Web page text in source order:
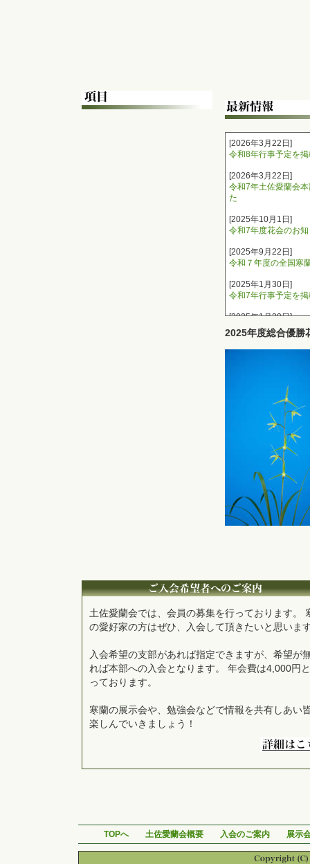
[2026年3月22日]
令和8年行事予定を
[2026年3月22日]
令和7年土佐愛蘭会
た
[2025年10月1日]
令和7年度花会のお知
[2025年9月22日]
令和７年度の全国寒
[2025年1月30日]
令和7年行事予定を
[2025年1月30日]
令和6年土佐愛蘭会
た
[2024年1月18日]
令和5年土佐愛蘭会
[2023年10月24日]
支部展(安田)の日程
[2023年10月16日]
支部展の一部で日程
2025年度総合優勝
土佐愛蘭会では、会員の募集を行っております。
の愛好家の方はぜひ、入会して頂きたいと思いま
入会希望の支部があれば指定できますが、希望が
れば本部への入会となります。 年会費は4,000円
っております。
寒蘭の展示会や、勉強会などで情報を共有しあい
楽しんでいきましょう！
TOPへ 土佐愛蘭会概要 入会のご案内 展示